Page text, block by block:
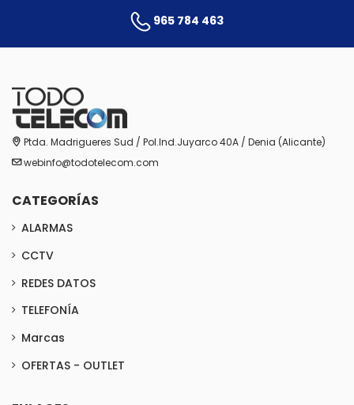
965 784 463
Ptda. Madrigueres Sud / Pol.Ind.Juyarco 40A / Denia (Alicante)
webinfo@todotelecom.com
CATEGORÍAS
ALARMAS
CCTV
REDES DATOS
TELEFONÍA
Marcas
OFERTAS - OUTLET